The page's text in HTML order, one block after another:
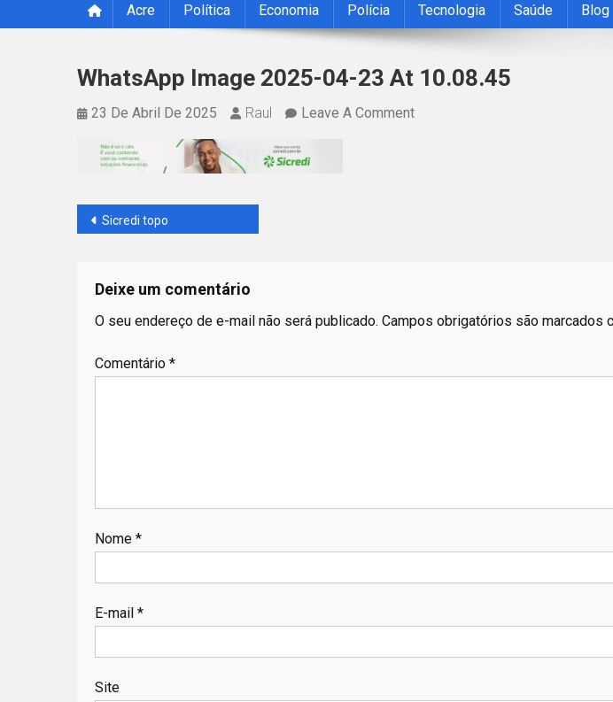
Acre Política Economia Polícia Tecnologia Saúde Blog
WhatsApp Image 2025-04-23 At 10.08.45
23 De Abril De 2025 Raul Leave A CommentOn
Navegação
Post
Sicredi topo
Deixe um comentário
O seu endereço de e-mail não será publicado. Campos obrigatórios são marcados
Comentário *
Nome *
E-mail *
Site